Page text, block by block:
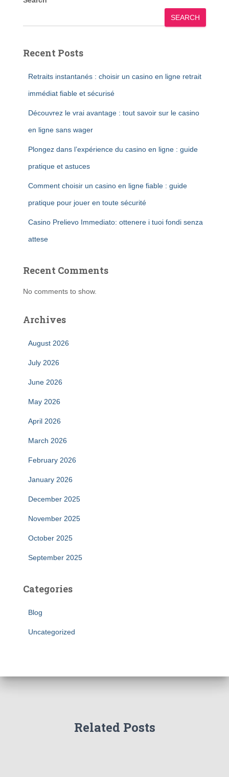
SEARCH
Recent Posts
Retraits instantanés : choisir un casino en ligne retrait
immédiat fiable et sécurisé
Découvrez le vrai avantage : tout savoir sur le casino
en ligne sans wager
Plongez dans l’expérience du casino en ligne : guide
pratique et astuces
Comment choisir un casino en ligne fiable : guide
pratique pour jouer en toute sécurité
Casino Prelievo Immediato: ottenere i tuoi fondi senza
attese
Recent Comments
No comments to show.
Archives
August 2026
July 2026
June 2026
May 2026
April 2026
March 2026
February 2026
January 2026
December 2025
November 2025
October 2025
September 2025
Categories
Blog
Uncategorized
Related Posts